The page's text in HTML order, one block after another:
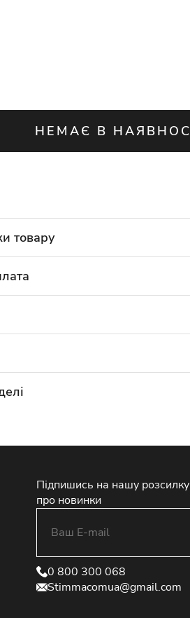
НЕМАЄ В
товару
Підпишись на нашу
про новинки
0 800 300 068
Stimmacomua@gmail.com